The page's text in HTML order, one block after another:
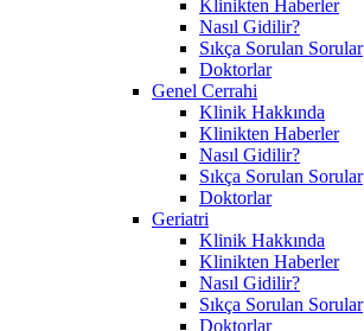
Klinikten Haberler
Nasıl Gidilir?
Sıkça Sorulan Sorular
Doktorlar
Genel Cerrahi
Klinik Hakkında
Klinikten Haberler
Nasıl Gidilir?
Sıkça Sorulan Sorular
Doktorlar
Geriatri
Klinik Hakkında
Klinikten Haberler
Nasıl Gidilir?
Sıkça Sorulan Sorular
Doktorlar